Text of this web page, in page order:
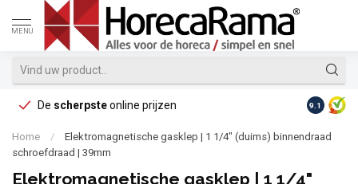
MENU
De scherpsteonline prijzen Op
9.1
Home /
Elektromagnetische gasklep | 1 1/4" (duims) binnendraad
schroefdraad | 39mm
Elektromagnetische gasklep | 1 1/4"